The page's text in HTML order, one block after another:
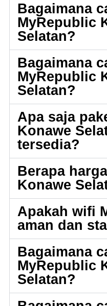
Bagaimana
MyRepublic
Selatan?
Bagaimana
MyRepublic
Selatan?
Apa saja
Konawe
tersedia?
Berapa
Konawe
Apakah wifi
aman dan
Bagaimana
MyRepublic
Selatan?